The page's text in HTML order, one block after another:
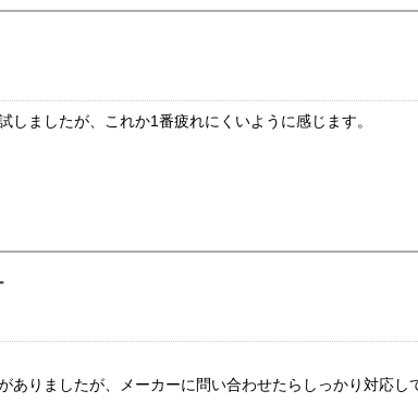
しましたが、これか1番疲れにくいように感じます。
ありましたが、メーカーに問い合わせたらしっかり対応し